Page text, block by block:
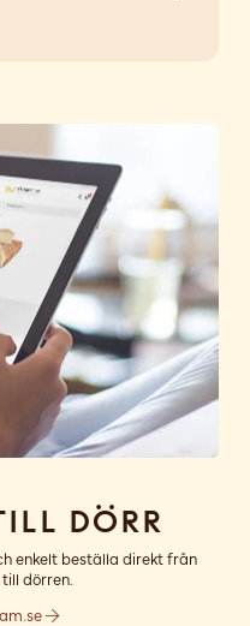
till dörr
enkelt beställa direkt från
dörren.